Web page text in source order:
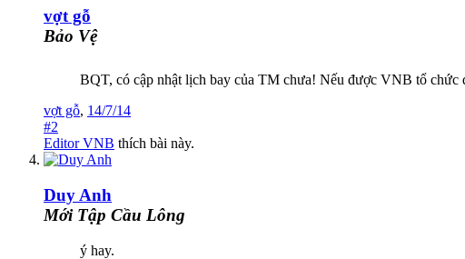
vợt gỗ
Bảo Vệ
BQT, có cập nhật lịch bay của TM chưa! Nếu được VNB tổ
vợt gỗ, 14/7/14
#2
Editor VNB thích bài này.
Duy Anh
Mới Tập Cầu Lông
ý hay.